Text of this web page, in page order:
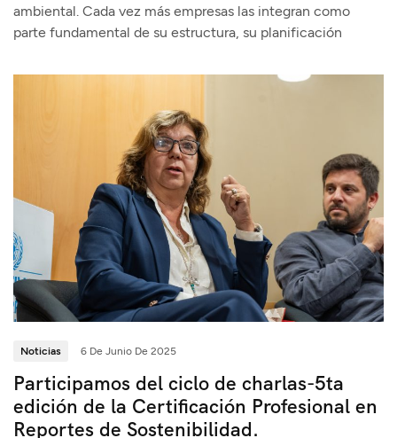
ambiental. Cada vez más empresas las integran como
parte fundamental de su estructura, su planificación
Noticias 6 De Junio De 2025
Participamos del ciclo de charlas-5ta
edición de la Certificación Profesional en
Reportes de Sostenibilidad.